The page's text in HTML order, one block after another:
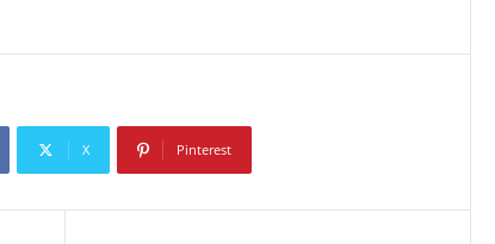
X Pinterest